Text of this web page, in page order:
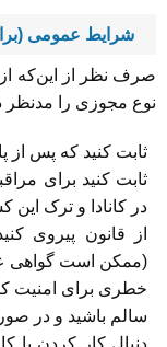
شرایط عمومی
صرف نظر از این‌که
نوع مجوزی را مدنظر
ثابت کنید که پس از
ثابت کنید برای
در کانادا و ترک این
از قانون پیروی
(ممکن است گواهی
خطری برای امنیت
سالم باشید و در
دنبال کار کردن با